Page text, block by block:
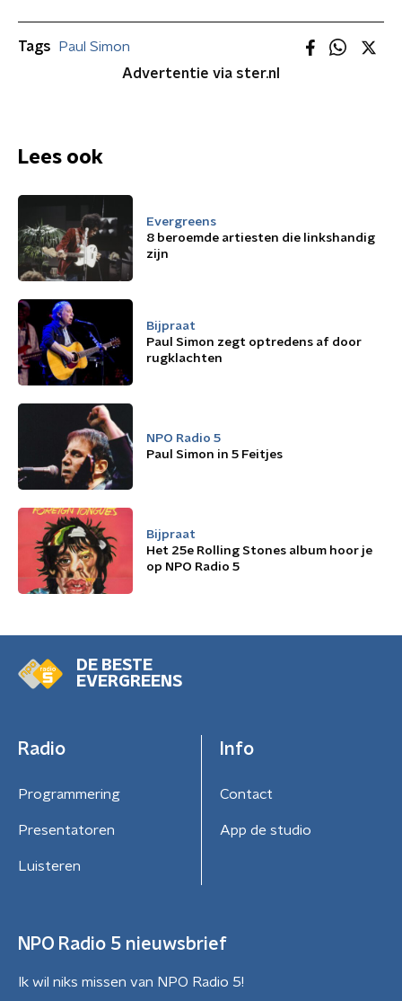
Tags
Paul Simon
Advertentie via ster.nl
Lees ook
Evergreens
8 beroemde artiesten die linkshandig
zijn
Bijpraat
Paul Simon zegt optredens af door
rugklachten
NPO Radio 5
Paul Simon in 5 Feitjes
Bijpraat
Het 25e Rolling Stones album hoor je
op NPO Radio 5
DE BESTE
EVERGREENS
Radio
Programmering
Presentatoren
Luisteren
Info
Contact
App de studio
NPO Radio 5 nieuwsbrief
Ik wil niks missen van NPO Radio 5!